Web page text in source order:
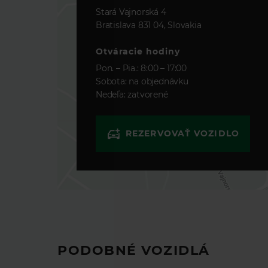
Zaujala Vás táto ponuka?
Leasingového asistenta
a v prípade záujmu ponuku
Vďaka tomu budete mať prehľad o
VYPLŇTE KONTAKTNÉ
Stará Vajnorská 4
Bratislava 831 04, Slovakia
Otváracie hodiny
Pon. – Pia.: 8:00 – 17:00
Sobota: na objednávku
Nedeľa: zatvorené
REZERVOVAŤ VOZIDLO
PODOBNÉ VOZIDLÁ